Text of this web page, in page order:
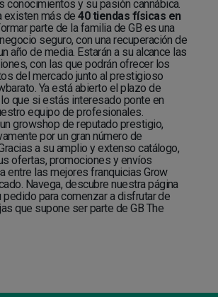
conocimientos y su pasión cannábica.
existen más de40 tiendas físicas en
parte de la familia de GB es una
seguro, con una recuperación de
año de media. Estarán a su alcance las
con las que podrán ofrecer los
del mercado junto al prestigioso
Ya está abierto el plazo de
que si estás interesado ponte en
equipo de profesionales.
growshop de reputado prestigio,
por un gran número de
a su amplio y extenso catálogo,
ofertas, promociones y envíos
entre las mejores franquicias Grow
Navega, descubre nuestra página
pedido para comenzar a disfrutar de
que supone ser parte de GB The